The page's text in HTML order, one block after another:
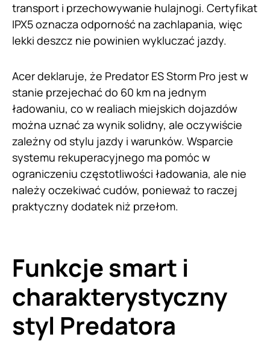
transport i przechowywanie hulajnogi. Certyfikat
IPX5 oznacza odporność na zachlapania, więc
lekki deszcz nie powinien wykluczać jazdy.
Acer deklaruje, że Predator ES Storm Pro jest w
stanie przejechać do 60 km na jednym
ładowaniu, co w realiach miejskich dojazdów
można uznać za wynik solidny, ale oczywiście
zależny od stylu jazdy i warunków. Wsparcie
systemu rekuperacyjnego ma pomóc w
ograniczeniu częstotliwości ładowania, ale nie
należy oczekiwać cudów, ponieważ to raczej
praktyczny dodatek niż przełom.
Funkcje smart i
charakterystyczny
styl Predatora